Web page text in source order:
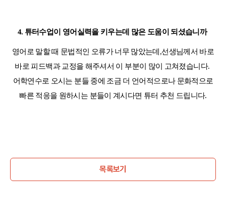
4. 튜터수업이 영어실력을 키우는데 많은 도움이 되셨습니까
영어로 말할 때 문법적인 오류가 너무 많았는데 ,선생님께서 바로
바로 피드백과 교정을 해주셔서 이 부분이 많이 고쳐졌습니다.
어학연수로 오시는 분들 중에 조금 더 언어적으로나 문화적으로
빠른 적응을 원하시는 분들이 계시다면 튜터 추천 드립니다.
목록보기